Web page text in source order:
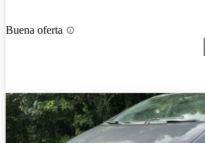
Buena oferta